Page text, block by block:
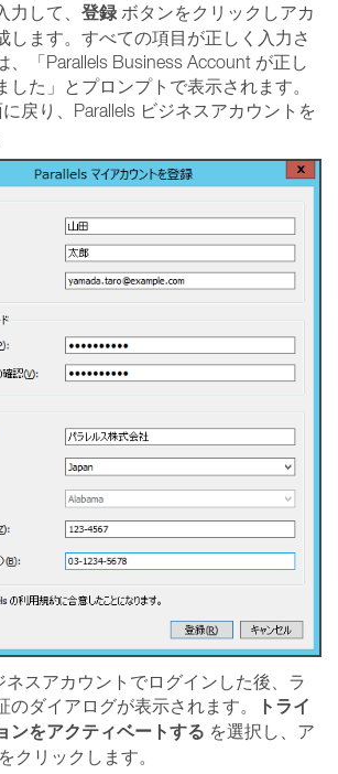
力して、 登録 ボタンをクリックしアカ
します。すべての項目が正しく入力さ
、「Parallels Business Account が正し
した」とプロンプトで表示されます。
戻り、Parallels ビジネスアカウントを
ネスアカウントでログインした後、ラ
のダイアログが表示されます。
トライ
ンをアクティベートする を選択し、ア
クリックします。